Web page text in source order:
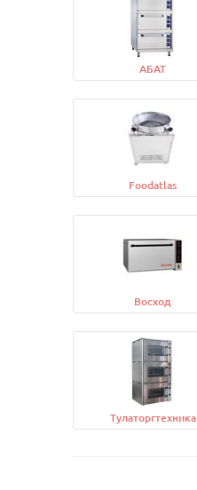
АБАТ
Foodatlas
Восход
Тулаторгтехника